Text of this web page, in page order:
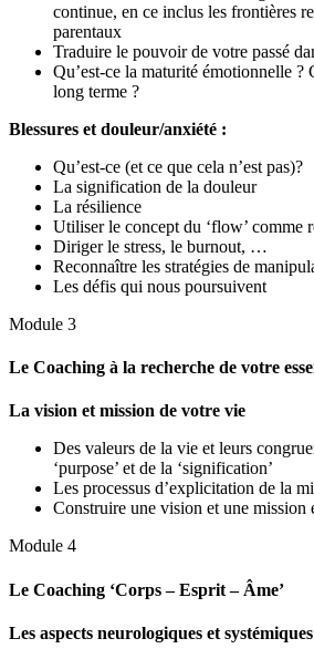
continue, en ce inclus les frontières
parentaux
Traduire le pouvoir de votre passé
Qu’est-ce la maturité émotionnelle ?
long terme ?
Blessures et douleur/anxiété :
Qu’est-ce (et ce que cela n’est pas)?
La signification de la douleur
La résilience
Utiliser le concept du ‘flow’ comme
Diriger le stress, le burnout, …
Reconnaître les stratégies de
Les défis qui nous poursuivent
Module 3
Le Coaching à la recherche de votre
La vision et mission de votre vie
Des valeurs de la vie et leurs
‘purpose’ et de la ‘signification’
Les processus d’explicitation de la
Construire une vision et une mission
Module 4
Le Coaching ‘Corps – Esprit – Âme’
Les aspects neurologiques et systémiques